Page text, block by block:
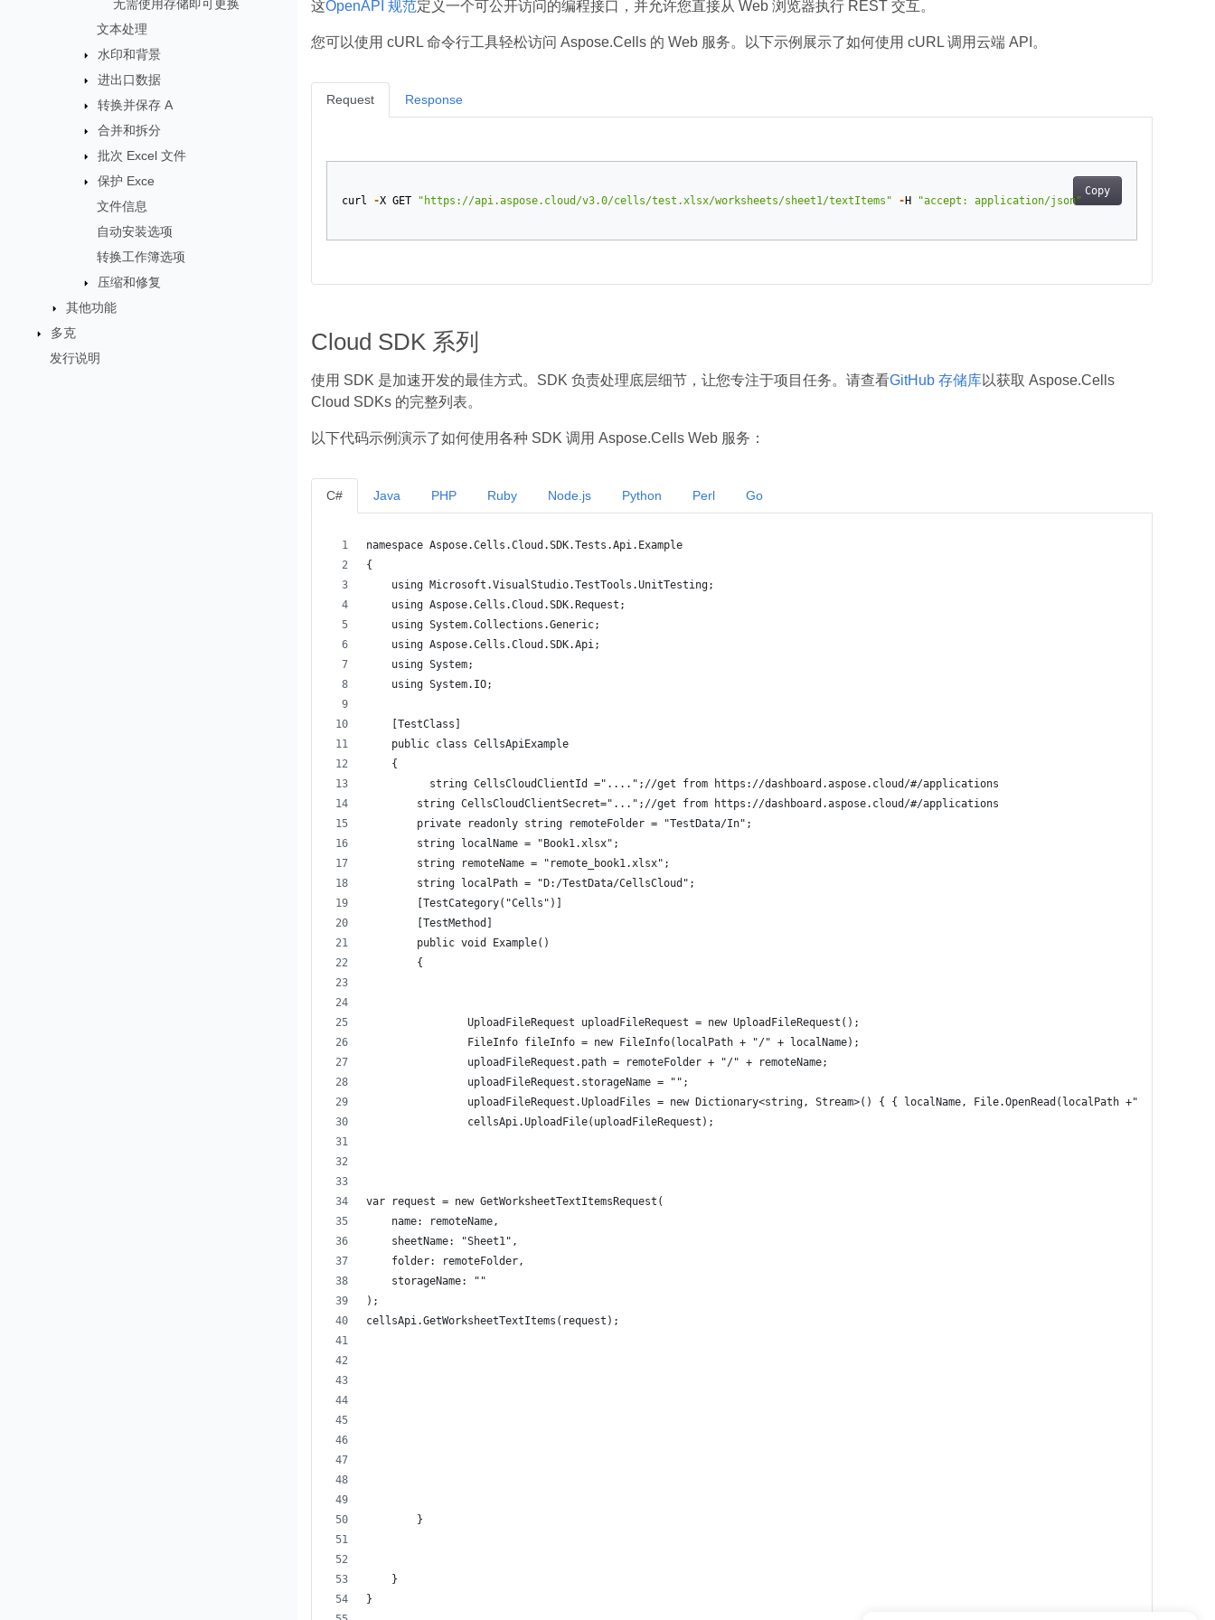
无需使用存储即可更换
文本处理
水印和背景
进出口数据
转换并保存 A
合并和拆分
批次 Excel 文件
保护 Exce
文件信息
自动安装选项
转换工作簿选项
压缩和修复
其他功能
多克
发行说明
这OpenAPI 规范定义一个可公开访问的编程接口，并允许您直接从 Web 浏览器执行 REST 交互。
您可以使用 cURL 命令行工具轻松访问 Aspose.Cells 的 Web 服务。以下示例展示了如何使用 cURL 调用云端 API。
Request
Copy
curl -X GET "https://api.aspose.cloud/v3.0/cells/test.xlsx/worksheets/sheet1/textItems" - H "accept: application/json"
Response
Cloud SDK 系列
使用 SDK 是加速开发的最佳方式。SDK 负责处理底层细节，让您专注于项目任务。请查看GitHub 存储库以获取 Aspose.Cells
Cloud SDKs 的完整列表。
以下代码示例演示了如何使用各种 SDK 调用 Aspose.Cells Web 服务：
C#
namespace Aspose.Cells.Cloud.SDK.Tests.Api.Example
{
    using Microsoft.VisualStudio.TestTools.UnitTesting;
    using Aspose.Cells.Cloud.SDK.Request;
    using System.Collections.Generic;
    using Aspose.Cells.Cloud.SDK.Api;
    using System;
    using System.IO;
    [TestClass]
    public class CellsApiExample
    {
          string CellsCloudClientId ="....";//get from https://dashboard.aspose.cloud/#/applications
        string CellsCloudClientSecret="...";//get from https://dashboard.aspose.cloud/#/applications
        private readonly string remoteFolder = "TestData/In";
        string localName = "Book1.xlsx";
        string remoteName = "remote_book1.xlsx";
        string localPath = "D:/TestData/CellsCloud";
        [TestCategory("Cells")]
        [TestMethod]
        public void Example()
        {
                UploadFileRequest uploadFileRequest = new UploadFileRequest();
                FileInfo fileInfo = new FileInfo(localPath + "/" + localName);
                uploadFileRequest.path = remoteFolder + "/" + remoteName;
                uploadFileRequest.storageName = "";
uploadFileRequest.UploadFiles = new Dictionary<string, Stream>() { { localName, File.OpenRead(localPath +"/"+
                cellsApi.UploadFile(uploadFileRequest);
var request = new GetWorksheetTextItemsRequest(
    name: remoteName,
    sheetName: "Sheet1",
    folder: remoteFolder,
    storageName: ""
);
cellsApi.GetWorksheetTextItems(request);
        }
    }
}
Java PHP Ruby Node.js Python Perl Go